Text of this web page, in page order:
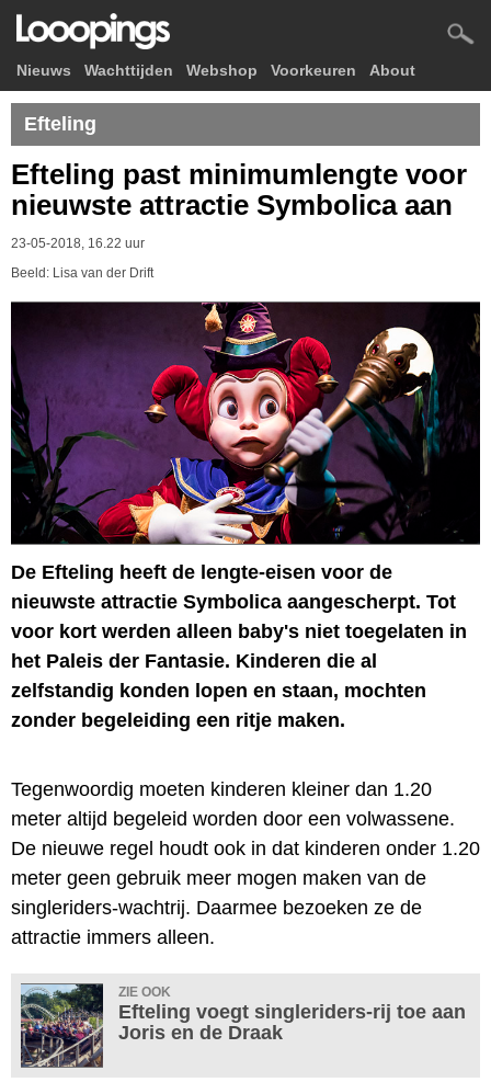
Nieuws Wachttijden Webshop Voorkeuren About
Efteling
Efteling past minimumlengte voor
nieuwste attractie Symbolica aan
23-05-2018, 16.22 uur
Beeld: Lisa van der Drift
De Efteling heeft de lengte-eisen voor de
nieuwste attractie Symbolica aangescherpt. Tot
voor kort werden alleen baby's niet toegelaten in
het Paleis der Fantasie. Kinderen die al
zelfstandig konden lopen en staan, mochten
zonder begeleiding een ritje maken.
Tegenwoordig moeten kinderen kleiner dan 1.20
meter altijd begeleid worden door een volwassene.
De nieuwe regel houdt ook in dat kinderen onder 1.20
meter geen gebruik meer mogen maken van de
singleriders-wachtrij. Daarmee bezoeken ze de
attractie immers alleen.
ZIE OOK
Efteling voegt singleriders-rij toe aan
Joris en de Draak